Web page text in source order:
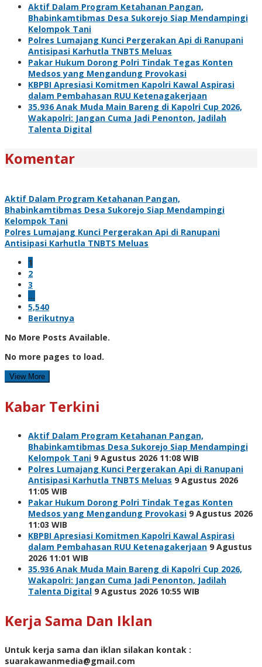
Aktif Dalam Program Ketahanan Pangan,
Bhabinkamtibmas Desa Sukorejo Siap Mendampingi
Kelompok Tani
Polres Lumajang Kunci Pergerakan Api di Ranupani
Antisipasi Karhutla TNBTS Meluas
Pakar Hukum Dorong Polri Tindak Tegas Konten
Medsos yang Mengandung Provokasi
KBPBI Apresiasi Komitmen Kapolri Kawal Aspirasi
dalam Pembahasan RUU Ketenagakerjaan
35.936 Anak Muda Main Bareng di Kapolri Cup 2026,
Wakapolri: Jangan Cuma Jadi Penonton, Jadilah
Talenta Digital
Komentar
Aktif Dalam Program Ketahanan Pangan,
Bhabinkamtibmas Desa Sukorejo Siap Mendampingi
Kelompok Tani
Polres Lumajang Kunci Pergerakan Api di Ranupani
Antisipasi Karhutla TNBTS Meluas
1
2
3
…
5,540
Berikutnya
No More Posts Available.
No more pages to load.
View More
Kabar Terkini
Aktif Dalam Program Ketahanan Pangan,
Bhabinkamtibmas Desa Sukorejo Siap Mendampingi
Kelompok Tani 9 Agustus 2026 11:08 WIB
Polres Lumajang Kunci Pergerakan Api di Ranupani
Antisipasi Karhutla TNBTS Meluas 9 Agustus 2026
11:05 WIB
Pakar Hukum Dorong Polri Tindak Tegas Konten
Medsos yang Mengandung Provokasi 9 Agustus 2026
11:03 WIB
KBPBI Apresiasi Komitmen Kapolri Kawal Aspirasi
dalam Pembahasan RUU Ketenagakerjaan 9 Agustus
2026 11:01 WIB
35.936 Anak Muda Main Bareng di Kapolri Cup 2026,
Wakapolri: Jangan Cuma Jadi Penonton, Jadilah
Talenta Digital 9 Agustus 2026 10:55 WIB
Kerja Sama Dan Iklan
Untuk kerja sama dan iklan silakan kontak :
suarakawanmedia@gmail.com